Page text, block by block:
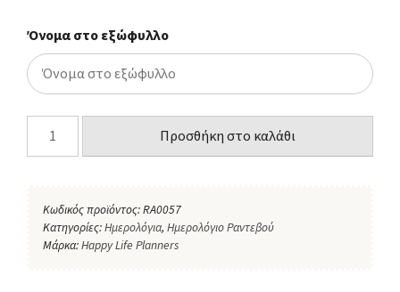
Όνομα στο εξώφυλλο
Προσθήκη στο καλάθι
Κωδικός προϊόντος:RA0057
Κατηγορίες:Ημερολόγια, Ημερολόγιο Ραντεβού
Μάρκα:Happy Life Planners